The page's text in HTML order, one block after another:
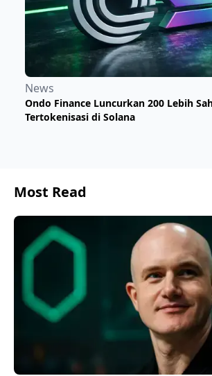
News
Ondo Finance Luncurkan 200 Lebih
Tertokenisasi di Solana
Most Read